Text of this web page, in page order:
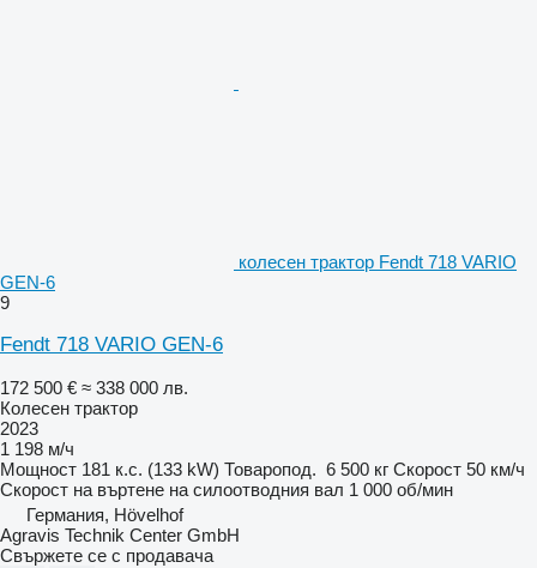
колесен трактор Fendt 718 VARIO
GEN-6
9
Fendt 718 VARIO GEN-6
172 500 € ≈ 338 000 лв.
Колесен трактор
2023
1 198 м/ч
Мощност 181 к.с. (133 kW) Товаропод. 6 500 кг Скорост 50 км/ч
Скорост на въртене на силоотводния вал 1 000 об/мин
Германия, Hövelhof
Agravis Technik Center GmbH
Свържете се с продавача